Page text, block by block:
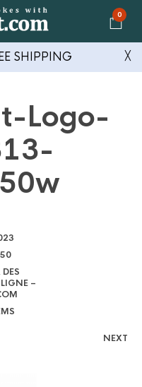
0
SHIPPING ╳
Logo-
–
NEXT